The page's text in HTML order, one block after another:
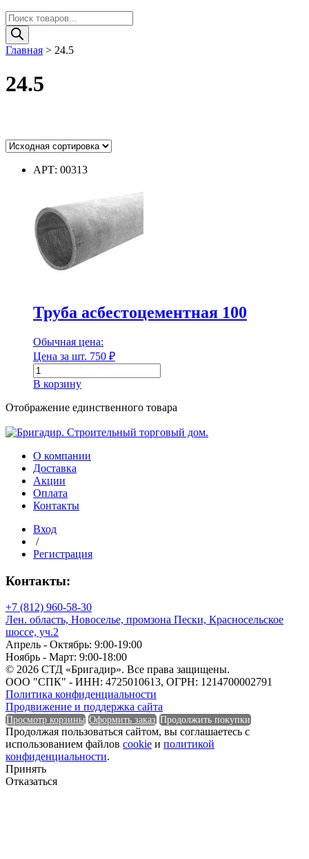
Поиск
товаров
Главная > 24.5
24.5
Цвет
Диаметр
Диаметр наружный
Диаметр внутренний
Длина
Единица измерения
Форма
Форма
Группа горючести
АРТ: 00313
Труба асбестоцементная 100
Обычная цена:
Цена за шт. 750 ₽
Количество
товара
Труба
асбестоцементная
В корзину
Отображение единственного товара
О компании
Доставка
Акции
Оплата
Контакты
Вход
/
Регистрация
Контакты:
+7 (812) 960-58-30
Лен. область, Новоселье, промзона Пески, Красносельское
шоссе, уч.2
Апрель - Октябрь: 9:00-19:00
Ноябрь - Март: 9:00-18:00
© 2026 СТД «Бригадир». Все права защищены.
ООО "СПК" - ИНН: 4725010613, ОГРН: 1214700002791
Политика конфиденциальности
Продвижение и поддержка сайта
Просмотр корзины Оформить заказ Продолжить покупки
Продолжая пользоваться сайтом, вы соглашаетесь с
использованием файлов cookie и политикой
конфиденциальности.
Принять
Отказаться